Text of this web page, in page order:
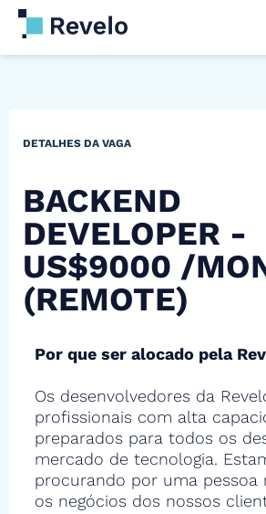
DETALHES DA VAGA
BACKEND
DEVELOPER -
US$9000 /
(REMOTE)
Por que ser alocado pela
Os desenvolvedores da
profissionais com alta
preparados para todos os
mercado de tecnologia.
procurando por uma pessoa
os negócios dos nossos